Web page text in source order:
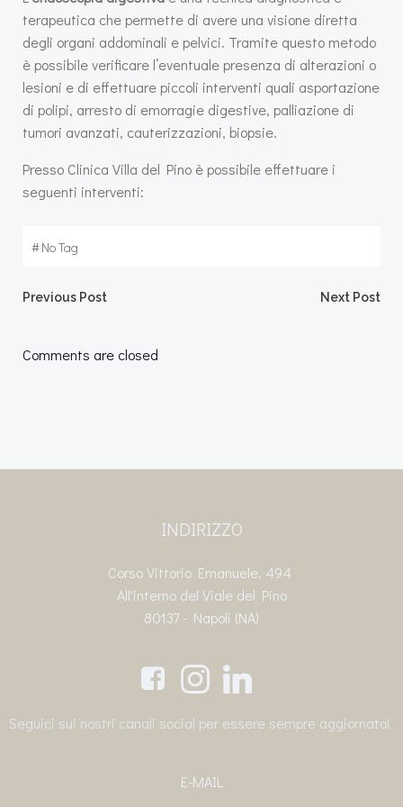
terapeutica che permette di avere una visione diretta
degli organi addominali e pelvici. Tramite questo metodo
è possibile verificare l’eventuale presenza di alterazioni o
lesioni e di effettuare piccoli interventi quali asportazione
di polipi, arresto di emorragie digestive, palliazione di
tumori avanzati, cauterizzazioni, biopsie.
Presso Clinica Villa del Pino è possibile effettuare i
seguenti interventi:
#No Tag
Post
navigation
Previous Post Next Post
Comments are closed
INDIRIZZO
Corso Vittorio Emanuele, 494
All'interno del Viale del Pino
80137 - Napoli (NA)
Seguici sui nostri canali social per essere sempre aggiornato!
E-MAIL